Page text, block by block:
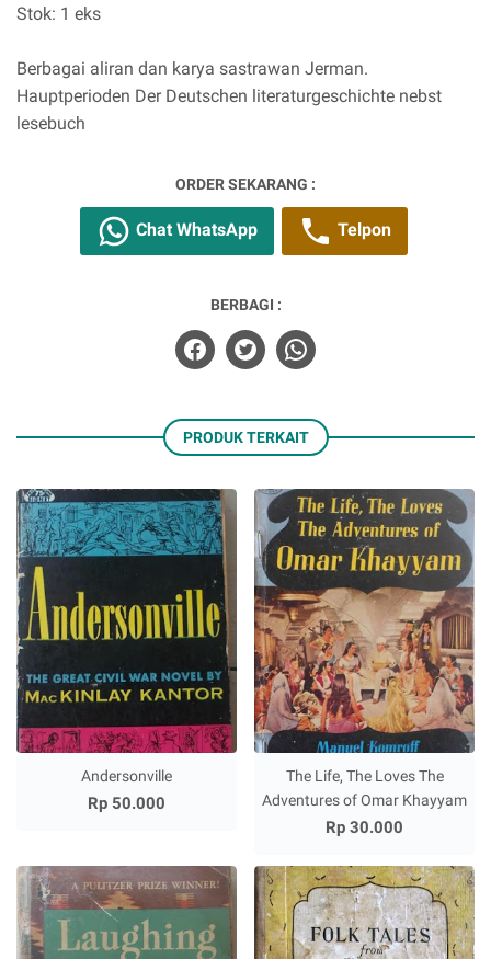
Stok: 1 eks
Berbagai aliran dan karya sastrawan Jerman.
Hauptperioden Der Deutschen literaturgeschichte nebst
lesebuch
ORDER SEKARANG :
Chat WhatsApp Telpon
BERBAGI :
PRODUK TERKAIT
Andersonville
Rp 50.000
The Life, The Loves The
Adventures of Omar Khayyam
Rp 30.000